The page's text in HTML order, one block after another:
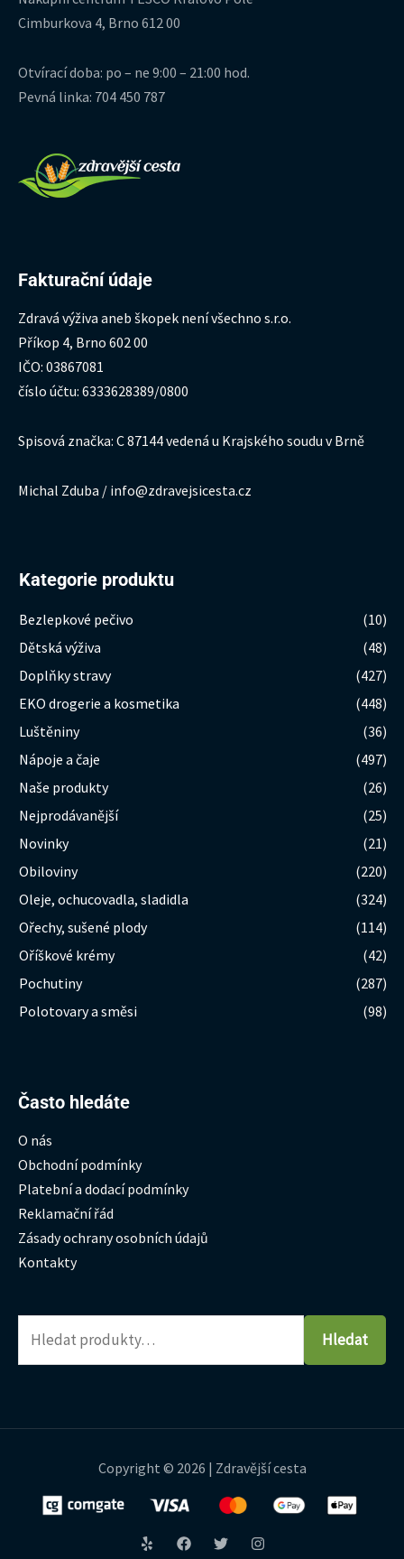
Cimburkova 4, Brno 612 00
Otvírací doba: po – ne 9:00 – 21:00 hod.
Pevná linka: 704 450 787
Fakturační údaje
Zdravá výživa aneb škopek není všechno s.r.o.
Příkop 4, Brno 602 00
IČO: 03867081
číslo účtu: 6333628389/0800
Spisová značka: C 87144 vedená u Krajského soudu v Brně
Michal Zduba / info@zdravejsicesta.cz
Kategorie produktu
Bezlepkové pečivo
(10)
Dětská výživa
(48)
Doplňky stravy
(427)
EKO drogerie a kosmetika
(448)
Luštěniny
(36)
Nápoje a čaje
(497)
Naše produkty
(26)
Nejprodávanější
(25)
Novinky
(21)
Obiloviny
(220)
Oleje, ochucovadla, sladidla
(324)
Ořechy, sušené plody
(114)
Oříškové krémy
(42)
Pochutiny
(287)
Polotovary a směsi
(98)
Často hledáte
O nás
Obchodní podmínky
Platební a dodací podmínky
Reklamační řád
Zásady ochrany osobních údajů
Kontakty
Hledat:
Hledat
Copyright © 2026 | Zdravější cesta